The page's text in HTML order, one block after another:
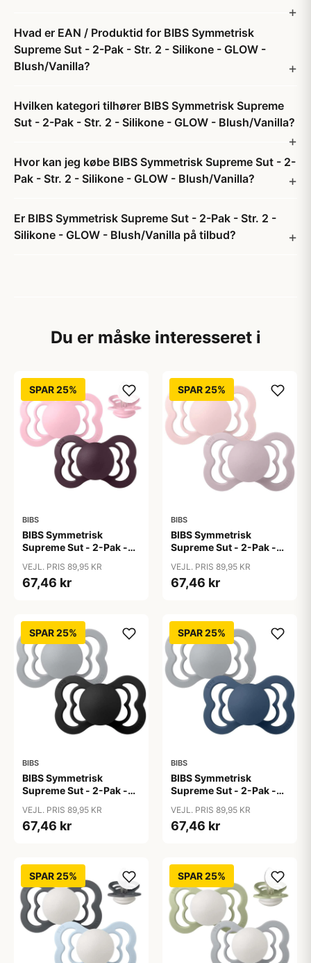
Hvad er EAN / Produktid for BIBS Symmetrisk
Supreme Sut - 2-Pak - Str. 2 - Silikone - GLOW -
Blush/Vanilla?
Hvilken kategori tilhører BIBS Symmetrisk Supreme
Sut - 2-Pak - Str. 2 - Silikone - GLOW - Blush/Vanilla?
Hvor kan jeg købe BIBS Symmetrisk Supreme Sut - 2-
Pak - Str. 2 - Silikone - GLOW - Blush/Vanilla?
Er BIBS Symmetrisk Supreme Sut - 2-Pak - Str. 2 -
Silikone - GLOW - Blush/Vanilla på tilbud?
Du er måske interesseret i
SPAR 25%
BIBS
BIBS Symmetrisk
Supreme Sut - 2-Pak -
Pink/Plum
VEJL. PRIS 89,95 KR
67,46 kr
SPAR 25%
BIBS
BIBS Symmetrisk
Supreme Sut - 2-Pak -
Blossom/Dusky Lilac
VEJL. PRIS 89,95 KR
67,46 kr
SPAR 25%
BIBS
BIBS Symmetrisk
Supreme Sut - 2-Pak -
Cloud/Black
VEJL. PRIS 89,95 KR
67,46 kr
SPAR 25%
BIBS
BIBS Symmetrisk
Supreme Sut - 2-Pak -
Cloud/Steel Blue
VEJL. PRIS 89,95 KR
67,46 kr
SPAR 25% SPAR 25%